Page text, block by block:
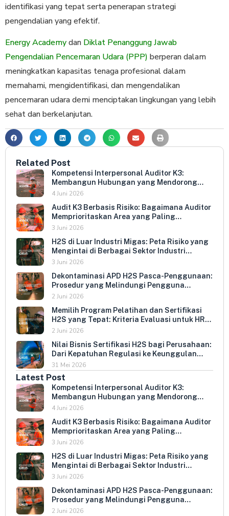
identifikasi yang tepat serta penerapan strategi
pengendalian yang efektif.
Energy Academydan Diklat Penanggung Jawab
Pengendalian Pencemaran Udara (PPP) berperan dalam
meningkatkan kapasitas tenaga profesional dalam
memahami, mengidentifikasi, dan mengendalikan
pencemaran udara demi menciptakan lingkungan yang lebih
sehat dan berkelanjutan.
Related Post
Kompetensi Interpersonal Auditor K3:
Membangun Hubungan yang Mendorong
Keterbukaan dan Kepatuhan Sukarela
4 Juni 2026
Audit K3 Berbasis Risiko: Bagaimana Auditor
Memprioritaskan Area yang Paling
Menentukan Kepatuhan Perusahaan
3 Juni 2026
H2S di Luar Industri Migas: Peta Risiko yang
Mengintai di Berbagai Sektor Industri
Indonesia
3 Juni 2026
Dekontaminasi APD H2S Pasca-Penggunaan:
Prosedur yang Melindungi Pengguna
Berikutnya dan Memperpanjang Umur
2 Juni 2026
Memilih Program Pelatihan dan Sertifikasi
H2S yang Tepat: Kriteria Evaluasi untuk HR
dan HSE Manager
2 Juni 2026
Nilai Bisnis Sertifikasi H2S bagi Perusahaan:
Dari Kepatuhan Regulasi ke Keunggulan
Kompetitif
31 Mei 2026
Latest Post
Kompetensi Interpersonal Auditor K3:
Membangun Hubungan yang Mendorong
Keterbukaan dan Kepatuhan Sukarela
4 Juni 2026
Audit K3 Berbasis Risiko: Bagaimana Auditor
Memprioritaskan Area yang Paling
Menentukan Kepatuhan Perusahaan
3 Juni 2026
H2S di Luar Industri Migas: Peta Risiko yang
Mengintai di Berbagai Sektor Industri
Indonesia
3 Juni 2026
Dekontaminasi APD H2S Pasca-Penggunaan:
Prosedur yang Melindungi Pengguna
Berikutnya dan Memperpanjang Umur
2 Juni 2026